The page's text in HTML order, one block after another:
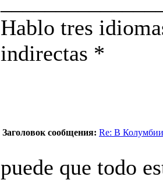
Hablo tres
indirectas *
Заголовок сообщения: Re: В Колумбии
puede que todo